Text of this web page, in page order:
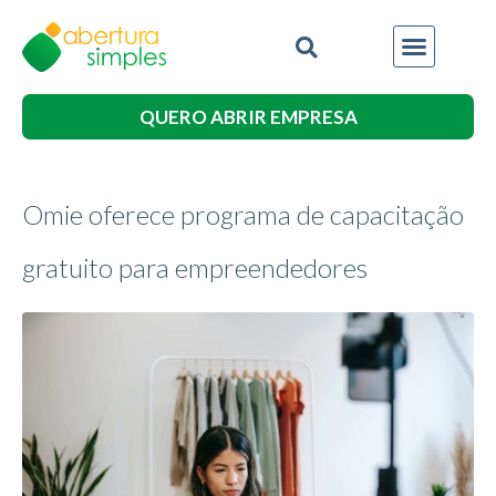
QUERO ABRIR EMPRESA
Omie oferece programa de capacitação
gratuito para empreendedores